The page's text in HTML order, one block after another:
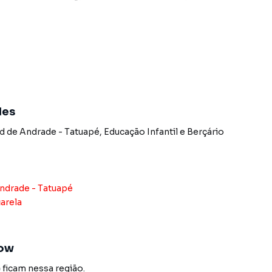
sobre Apartamento em São Paulo? Entre em
2000.
ou locação, além de empreendimentos em
Anália Franco e em outras regiões de São Paulo. Aqui
o imóvel que mais combina com seu estilo de vida.
com segurança e tranquilidade. Na Imobiliária Xavier e
em São Paulo mesmo não estando na cidade e com
computador ou smartphone. Nós criamos soluções
inquilinos e compradores com o mercado
Xavier e Brito é uma imobiliária digital com
São Paulo.
de Andrade - Tatuapé, Educação Infantil e Berçário
- Tatuapé
ficam nessa região.